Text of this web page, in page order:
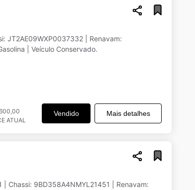
JT2AE09WXP0037332 | Renavam:
| Veículo Conservado.
ATUAL
Vendido Mais detalhes
Chassi: 9BD358A4NMYL21451 | Renavam: